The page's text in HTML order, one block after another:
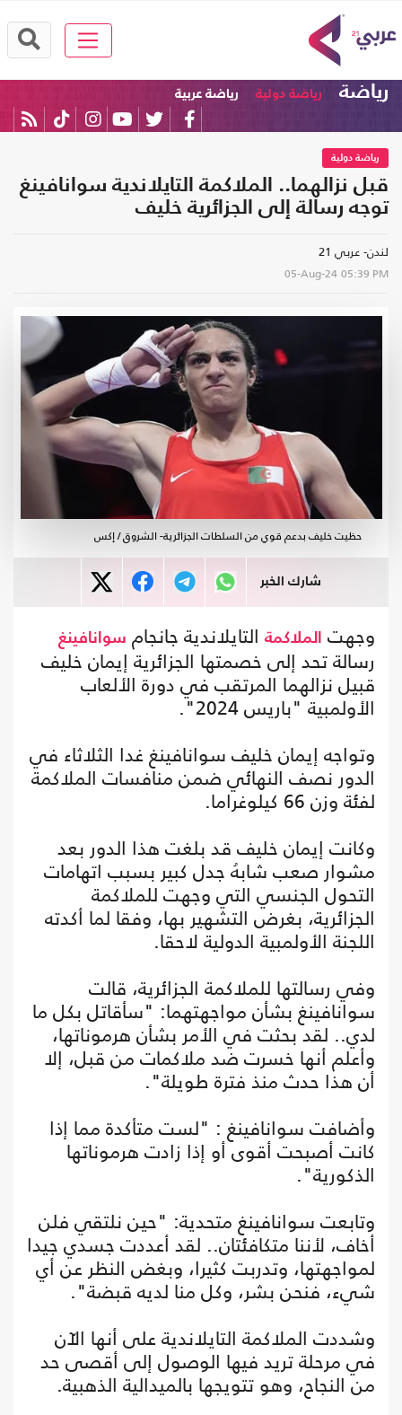
رياضة رياضة دولية رياضة عربية
رياضة دولية
قبل نزالهما.. الملاكمة التايلاندية سوانافينغ
توجه رسالة إلى الجزائرية خليف
لندن- عربي 21
05-Aug-24 05:39 PM
حظيت خليف بدعم قوي من السلطات الجزائرية- الشروق / إكس
شارك الخبر
وجهت الملاكمة التايلاندية جانجام سوانافينغ
رسالة تحد إلى خصمتها الجزائرية إيمان خليف
قبيل نزالهما المرتقب في دورة الألعاب
الأولمبية "باريس 2024".
وتواجه إيمان خليف سوانافينغ غدا الثلاثاء في
الدور نصف النهائي ضمن منافسات الملاكمة
لفئة وزن 66 كيلوغراما.
وكانت إيمان خليف قد بلغت هذا الدور بعد
مشوار صعب شابهُ جدل كبير بسبب اتهامات
التحول الجنسي التي وجهت للملاكمة
الجزائرية، بغرض التشهير بها، وفقا لما أكدته
اللجنة الأولمبية الدولية لاحقا.
وفي رسالتها للملاكمة الجزائرية، قالت
سوانافينغ بشأن مواجهتهما: "سأقاتل بكل ما
لدي.. لقد بحثت في الأمر بشأن هرموناتها،
وأعلم أنها خسرت ضد ملاكمات من قبل، إلا
أن هذا حدث منذ فترة طويلة".
وأضافت سوانافينغ : "لست متأكدة مما إذا
كانت أصبحت أقوى أو إذا زادت هرموناتها
الذكورية".
وتابعت سوانافينغ متحدية: "حين نلتقي فلن
أخاف، لأننا متكافئتان.. لقد أعددت جسدي جيدا
لمواجهتها، وتدربت كثيرا، وبغض النظر عن أي
شيء، فنحن بشر، وكل منا لديه قبضة".
وشددت الملاكمة التايلاندية على أنها الآن
في مرحلة تريد فيها الوصول إلى أقصى حد
من النجاح، وهو تتويجها بالميدالية الذهبية.